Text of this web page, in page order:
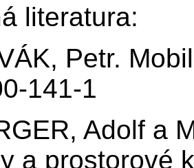
literatura:
Petr.
141-1
Adolf a
a prostorové